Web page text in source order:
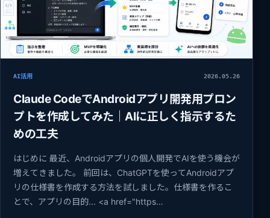
AI活用 2026.05.26
Claude CodeでAndroidアプリ開発用プロン
プトを作成してみた｜AIに正しく指示するた
めの工夫
はじめに 最近、Androidアプリの個人開発でAIを使う機会が
増えてきました。 前回は、ChatGPTを使ってAndroidアプ
リの仕様書を作成する方法を試しました。仕様書を作るこ
とで、アプリの目的... <a href="https…